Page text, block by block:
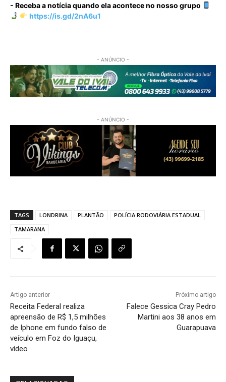
- Receba a notícia quando ela acontece no nosso grupo
https://is.gd/2nA6u1
- ANÚNCIO -
- ANÚNCIO -
TAGS LONDRINA PLANTÃO
POLÍCIA RODOVIÁRIA ESTADUAL
TAMARANA
Artigo anterior
Receita Federal realiza
apreensão de R$ 1,5 milhões
de Iphone em fundo falso de
veículo em Foz do Iguaçu,
vídeo
Próximo artigo
Falece Gessica Cray Pedro
Martini aos 38 anos em
Guarapuava